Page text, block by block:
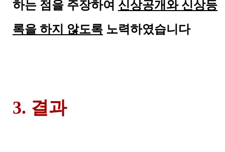
하는 점을 주장하여 신상공개와 신상등
록을 하지 않도록 노력하였습니다
3. 결과